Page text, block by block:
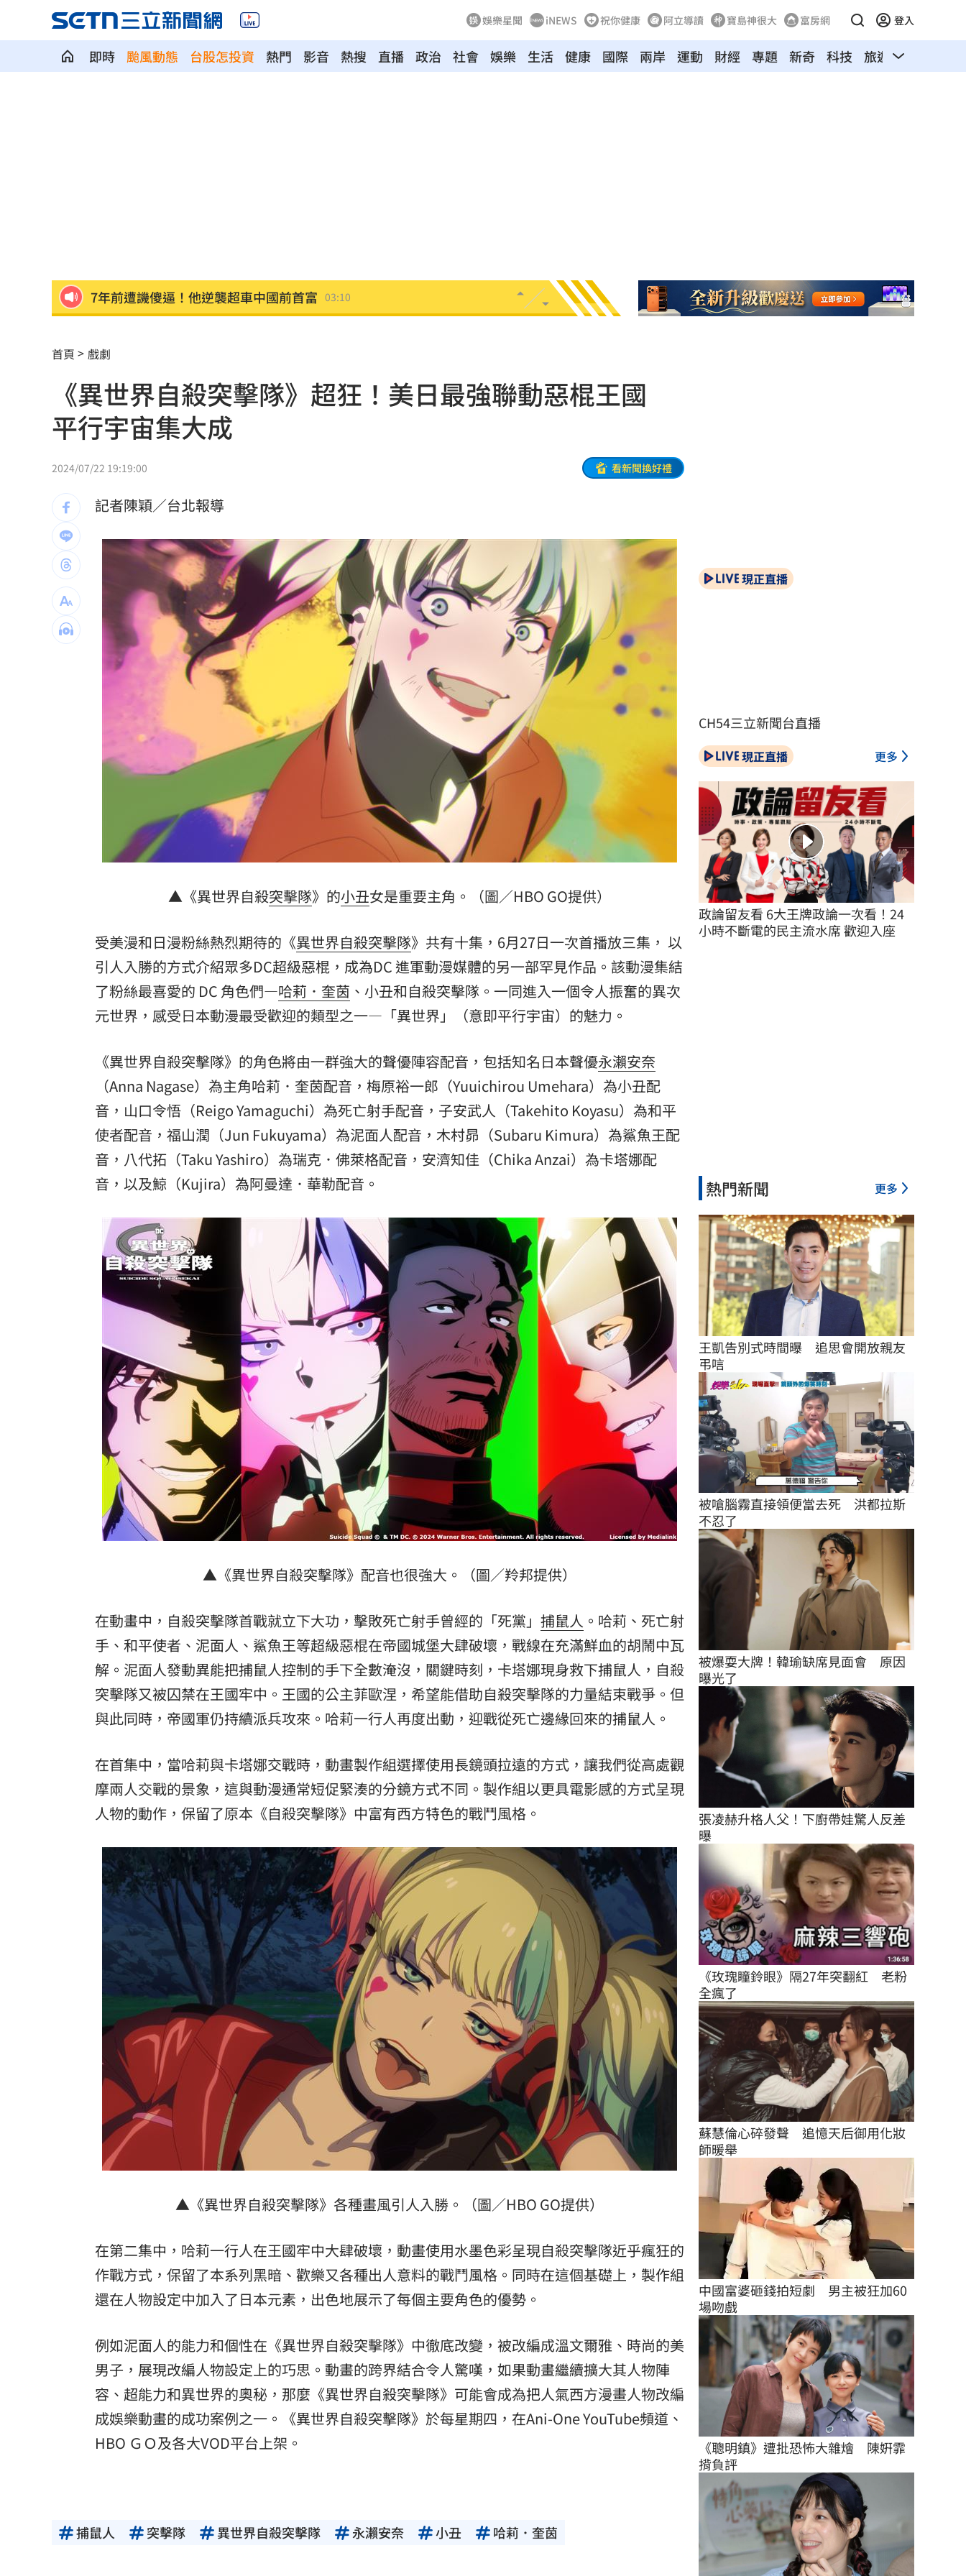
娛樂星聞 iNEWS 祝你健康 阿立導讀 寶島神很大 富房網 登入
即時 颱風動態 台股怎投資 熱門 影音 熱搜 直播 政治 社會 娛樂 生活 健康 國際 兩岸 運動 財經 專題 新奇 科技 旅遊 汽車
女兒一句話 兩老退休生活全變調 03:05
北美訂單補爆 聯發科小金雞EPS至27.12元
AI和你讀的不同！實測《時代》驚揭1真相 02:10
這大廠三支柱到位 全年EPS上看5.68元
慈濟買BNT被詐10億！藍昔嗆擋疫苗網朝聖
它躋身美禁令受惠者 上半年EPS衝2.58元
7月營收寫同期次高 聯寶訂單看到2027年 01:20
台股收復44000點大關 2關鍵看AI產業發展 01:13
他見搶案挺身相救遭圍毆亡！嫌犯最小12歲 01:10
扣款人數狂增4成 國泰小龍基金布局曝光 01:05
車是我的、油也是我的 睡車竟被收住宿費 01:04
24歲存款破百萬！她公開致富關鍵：超孝順 01:02
台灣彩券開獎直播中 20:31
15:27
三立iNEWS新聞台線上直播 18:00
理想混蛋號召粉絲跨海追星吃美食！
首頁 戲劇
《異世界自殺突擊隊》超狂！美日最強聯動惡棍王國
平行宇宙集大成
2024/07/22 19:19:00 看新聞換好禮
記者陳穎／台北報導
▲《異世界自殺突擊隊》的小丑女是重要主角。（圖／HBO GO提供）
受美漫和日漫粉絲熱烈期待的《異世界自殺突擊隊》共有十集，6月27日一次首播放三集， 以
引人入勝的方式介紹眾多DC超級惡棍，成為DC 進軍動漫媒體的另一部罕見作品。該動漫集結
了粉絲最喜愛的 DC 角色們—哈莉．奎茵 、小丑和自殺突擊隊。 一同進入一個令人振奮的異次
元世界， 感受日本動漫最受歡迎的類型之一—「異世界」（意即平行宇宙） 的魅力。
《異世界自殺突擊隊》的角色將由一群強大的聲優陣容配音，包括知名日本聲優永瀨安奈
（Anna Nagase）為主角哈莉．奎茵配音，梅原裕一郎（Yuuichirou Umehara）為小丑配
音，山口令悟（Reigo Yamaguchi）為死亡射手配音，子安武人（Takehito Koyasu）為和平
使者配音，福山潤（Jun Fukuyama）為泥面人配音，木村昴（Subaru Kimura）為鯊魚王配
音，八代拓（Taku Yashiro）為瑞克．佛萊格配音，安濟知佳（Chika Anzai）為卡塔娜配
音，以及鯨（Kujira）為阿曼達．華勒配音。
▲《異世界自殺突擊隊》配音也很強大。（圖／羚邦提供）
在動畫中，自殺突擊隊首戰就立下大功，擊敗死亡射手曾經的「死黨」 捕鼠人 。哈莉、死亡射
手、和平使者、泥面人、鯊魚王等超級惡棍在帝國城堡大肆破壞，戰線在充滿鮮血的胡鬧中瓦
解。泥面人發動異能把捕鼠人控制的手下全數淹沒，關鍵時刻，卡塔娜現身救下捕鼠人，自殺
突擊隊又被囚禁在王國牢中。王國的公主菲歐涅，希望能借助自殺突擊隊的力量結束戰爭。但
與此同時，帝國軍仍持續派兵攻來。哈莉一行人再度出動，迎戰從死亡邊緣回來的捕鼠人。
在首集中，當哈莉與卡塔娜交戰時，動畫製作組選擇使用長鏡頭拉遠的方式，讓我們從高處觀
摩兩人交戰的景象，這與動漫通常短促緊湊的分鏡方式不同。製作組以更具電影感的方式呈現
人物的動作，保留了原本《自殺突擊隊》中富有西方特色的戰鬥風格。
▲《異世界自殺突擊隊》各種畫風引人入勝。（圖／HBO GO提供）
在第二集中，哈莉一行人在王國牢中大肆破壞，動畫使用水墨色彩呈現自殺突擊隊近乎瘋狂的
作戰方式，保留了本系列黑暗、歡樂又各種出人意料的戰鬥風格。同時在這個基礎上，製作組
還在人物設定中加入了日本元素，出色地展示了每個主要角色的優勢。
例如泥面人的能力和個性在《異世界自殺突擊隊》中徹底改變，被改編成溫文爾雅、時尚的美
男子，展現改編人物設定上的巧思。動畫的跨界結合令人驚嘆，如果動畫繼續擴大其人物陣
容、超能力和異世界的奧秘，那麼《異世界自殺突擊隊》可能會成為把人氣西方漫畫人物改編
成娛樂動畫的成功案例之一。《異世界自殺突擊隊》於每星期四，在Ani-One YouTube頻道、
HBO ＧＯ及各大VOD平台上架。
捕鼠人 突擊隊 異世界自殺突擊隊 永瀨安奈 小丑 哈莉．奎茵
現正直播
CH54三立新聞台直播
現正直播 更多
政論留友看 6大王牌政論一次看！24
小時不斷電的民主流水席 歡迎入座
熱門新聞 更多
王凱告別式時間曝　追思會開放親友
弔唁
被嗆腦霧直接領便當去死　洪都拉斯
不忍了
被爆耍大牌！韓瑜缺席見面會　原因
曝光了
張凌赫升格人父！下廚帶娃驚人反差
曝
《玫瑰瞳鈴眼》隔27年突翻紅　老粉
全瘋了
蘇慧倫心碎發聲　追憶天后御用化妝
師暖舉
中國富婆砸錢拍短劇　男主被狂加60
場吻戲
《聰明鎮》遭批恐怖大雜燴　陳姸霏
揹負評